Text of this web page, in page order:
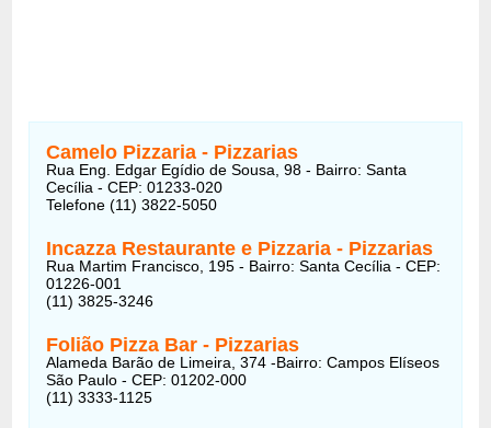
Camelo Pizzaria - Pizzarias
Rua Eng. Edgar Egídio de Sousa, 98 - Bairro: Santa
Cecília - CEP: 01233-020
Telefone (11) 3822-5050
Incazza Restaurante e Pizzaria- Pizzarias
Rua Martim Francisco, 195 - Bairro: Santa Cecília - CEP:
01226-001
(11) 3825-3246
Folião Pizza Bar- Pizzarias
Alameda Barão de Limeira, 374 -Bairro: Campos Elíseos
São Paulo - CEP: 01202-000
(11) 3333-1125